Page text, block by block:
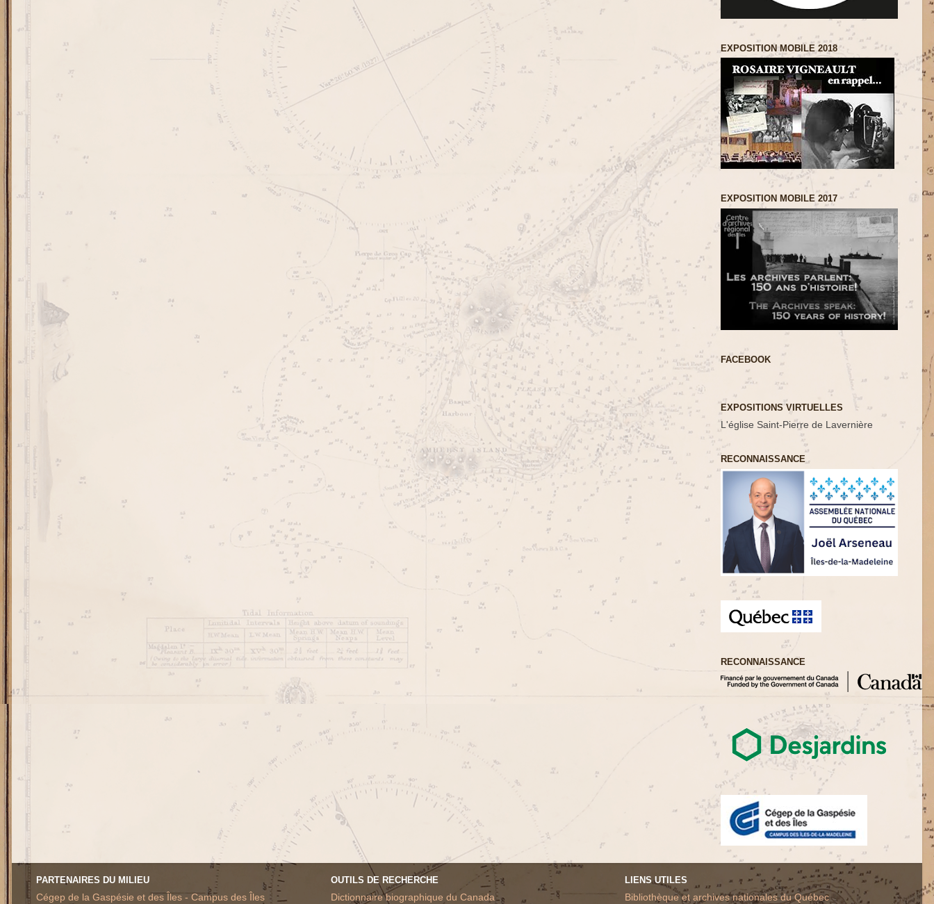
EXPOSITION MOBILE 2018
EXPOSITION MOBILE 2017
FACEBOOK
EXPOSITIONS VIRTUELLES
L'église Saint-Pierre de Lavernière
RECONNAISSANCE
RECONNAISSANCE
PARTENAIRES DU MILIEU
Cégep de la Gaspésie et des Îles - Campus des Îles
OUTILS DE RECHERCHE
Dictionnaire biographique du Canada
LIENS UTILES
Bibliothèque et archives nationales du Québec